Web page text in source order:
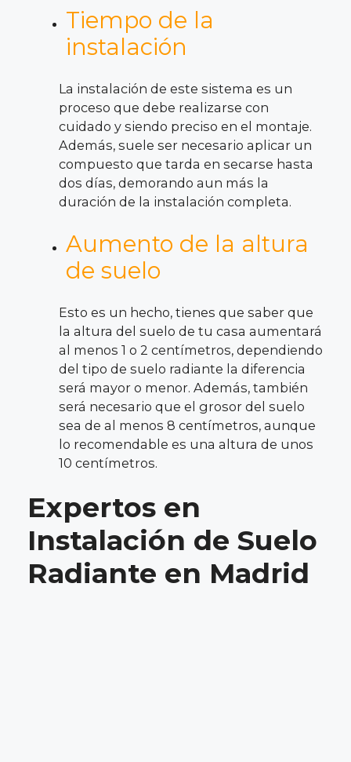
Tiempo de la
instalación
La instalación de este sistema es un
proceso que debe realizarse con
cuidado y siendo preciso en el montaje.
Además, suele ser necesario aplicar un
compuesto que tarda en secarse hasta
dos días, demorando aun más la
duración de la instalación completa.
Aumento de la altura
de suelo
Esto es un hecho, tienes que saber que
la altura del suelo de tu casa aumentará
al menos 1 o 2 centímetros, dependiendo
del tipo de suelo radiante la diferencia
será mayor o menor. Además, también
será necesario que el grosor del suelo
sea de al menos 8 centímetros, aunque
lo recomendable es una altura de unos
10 centímetros.
Expertos en
Instalación de Suelo
Radiante en Madrid